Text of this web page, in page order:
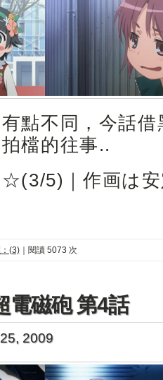
點不同，今話
檔的往事..
5)｜作画は安
(3)｜閱讀 5073 次
電磁砲 第4話
2009